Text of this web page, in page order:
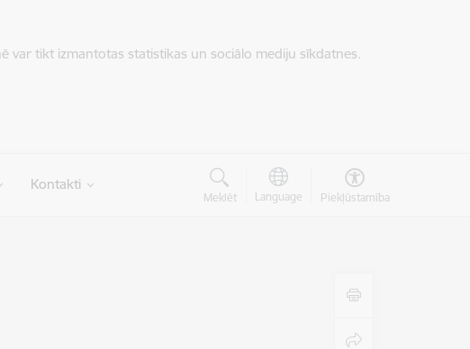
var tikt izmantotas statistikas un sociālo mediju sīkdatnes.
Kontakti
Meklēt Language Piekļūstamība